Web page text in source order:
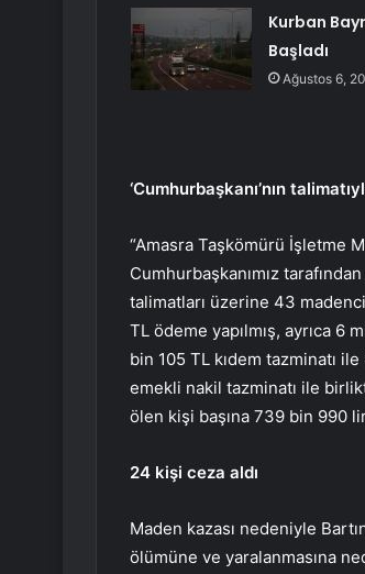
Kurban
Başladı
Ağustos 6,
‘Cumhurbaşkanı’nın
“Amasra Taşkömürü İşletme
Cumhurbaşkanımız
talimatları üzerine 43
TL ödeme yapılmış, ayrıca
bin 105 TL kıdem tazminatı
emekli nakil tazminatı ile
ölen kişi başına 739 bin 990
24 kişi ceza aldı
Maden kazası nedeniyle
ölümüne ve yaralanmasına